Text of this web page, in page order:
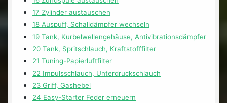
17 Zylinder austauschen
18 Auspuff, Schalldämpfer wechseln
19 Tank, Kurbelwellengehäuse, Antivibrationsdämpfer
20 Tank, Spritschlauch, Kraftstofffilter
21 Tuning-Papierluftfilter
22 Impulsschlauch, Unterdruckschlauch
23 Griff, Gashebel
24 Easy-Starter Feder erneuern